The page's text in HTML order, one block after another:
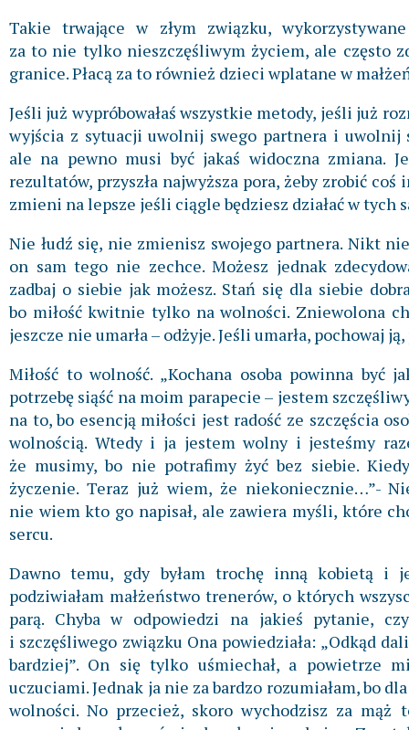
Takie trwające w złym związku,
za to nie tylko nieszczęśliwym życiem, ale często
granice. Płacą za to również dzieci wplatane w
Jeśli już wypróbowałaś wszystkie metody, jeśli już
wyjścia z sytuacji uwolnij swego partnera i uwolnij
ale na pewno musi być jakaś widoczna zmiana.
rezultatów, przyszła najwyższa pora, żeby zrobić
zmieni na lepsze jeśli ciągle będziesz działać w tych
Nie łudź się, nie zmienisz swojego partnera. Nikt
on sam tego nie zechce. Możesz jednak
zadbaj o siebie jak możesz. Stań się dla siebie
bo miłość kwitnie tylko na wolności. Zniewolona
jeszcze nie umarła – odżyje. Jeśli umarła, pochowaj
Miłość to wolność. „Kochana osoba powinna
potrzebę siąść na moim parapecie – jestem
na to, bo esencją miłości jest radość ze szczęścia
wolnością. Wtedy i ja jestem wolny i jesteśmy
że musimy, bo nie potrafimy żyć bez siebie.
życzenie. Teraz już wiem, że niekoniecznie…”-
nie wiem kto go napisał, ale zawiera myśli, które
sercu.
Dawno temu, gdy byłam trochę inną kobietą i
podziwiałam małżeństwo trenerów, o których
parą. Chyba w odpowiedzi na jakieś pytanie,
i szczęśliwego związku Ona powiedziała: „Odkąd
bardziej”. On się tylko uśmiechał, a powietrze
uczuciami. Jednak ja nie za bardzo rozumiałam, bo
wolności. No przecież, skoro wychodzisz za mąż